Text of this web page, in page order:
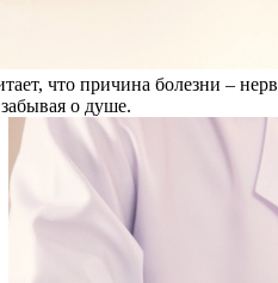
что причина болезни –
о душе.